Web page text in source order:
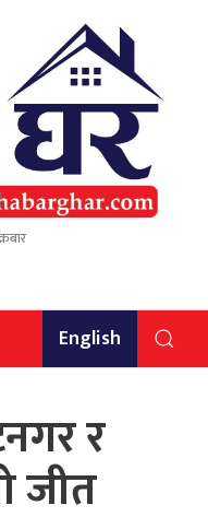
English
र
जीत